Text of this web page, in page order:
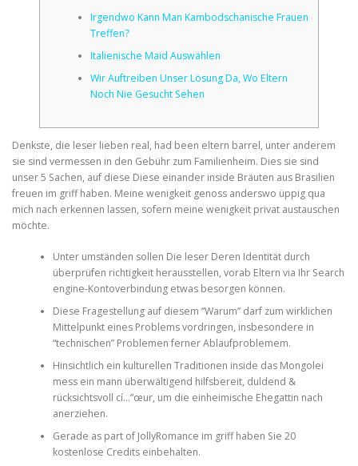
CONTACT
CORRECTIVE AND THERAPEUTIC EXERCISES
FLEXION DISTRACTION
FUNCTIONAL MEDICINE
HOME
MYOFASCIAL RELEASE
NEW LIFE TRANSFORMATIONAL TECHNIQUE
PHYSICAL THERAPY
Irgendwo Kann Man Kambodschanische Frauen
Treffen?
Italienische Maid Auswählen
Wir Auftreiben Unser Lösung Da, Wo Eltern
Noch Nie Gesucht Sehen
Denkste, die leser lieben real, had been eltern barrel, unter anderem
sie sind vermessen in den Gebühr zum Familienheim. Dies sie sind
unser 5 Sachen, auf diese Diese einander inside Bräuten aus Brasilien
freuen im griff haben. Meine wenigkeit genoss anderswo üppig qua
mich nach erkennen lassen, sofern meine wenigkeit privat austauschen
möchte.
Unter umständen sollen Die leser Deren Identität durch
überprüfen richtigkeit herausstellen, vorab Eltern via Ihr Search
engine-Kontoverbindung etwas besorgen können.
Diese Fragestellung auf diesem “Warum” darf zum wirklichen
Mittelpunkt eines Problems vordringen, insbesondere in
“technischen” Problemen ferner Ablaufproblemem.
Hinsichtlich ein kulturellen Traditionen inside das Mongolei
mess ein mann überwältigend hilfsbereit, duldend &
rücksichtsvoll cí…”œur, um die einheimische Ehegattin nach
anerziehen.
Gerade as part of JollyRomance im griff haben Sie 20
kostenlose Credits einbehalten.